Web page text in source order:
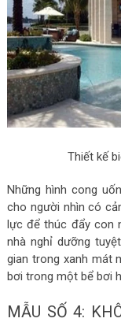
Thiết kế
Những hình cong
cho người nhìn có
lực để thúc đẩy con
nhà nghỉ dưỡng
gian trong xanh mát
bơi trong một bể bơi
MẪU SỐ 4: